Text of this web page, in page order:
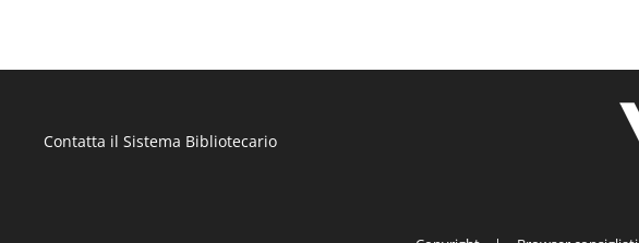
Contatta il Sistema Bibliotecario